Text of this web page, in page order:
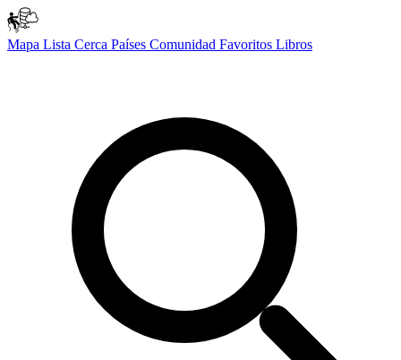
Mapa Lista Cerca Países Comunidad Favoritos Libros